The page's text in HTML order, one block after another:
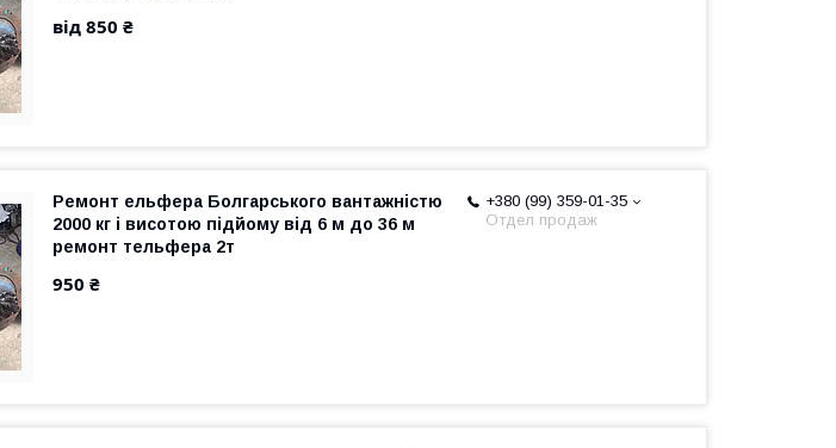
від 850 ₴
+380 (99) 359-01-35
Отдел продаж
Ремонт ельфера Болгарського вантажністю
2000 кг і висотою підйому від 6 м до 36 м
ремонт тельфера 2т
950 ₴